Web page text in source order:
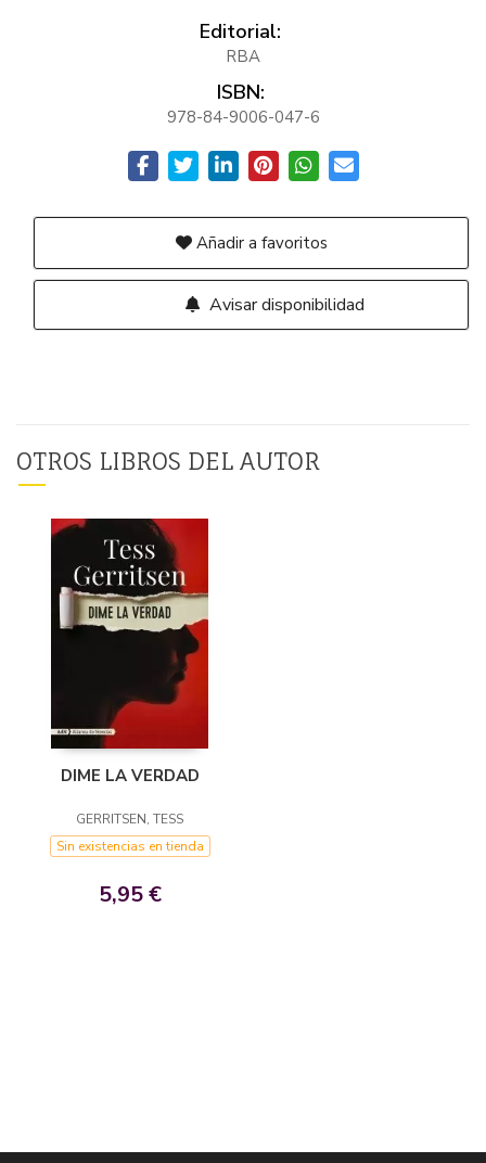
Editorial:
RBA
ISBN:
978-84-9006-047-6
Añadir a favoritos
Avisar disponibilidad
OTROS LIBROS DEL AUTOR
DIME LA VERDAD
GERRITSEN, TESS
Sin existencias en tienda
5,95 €